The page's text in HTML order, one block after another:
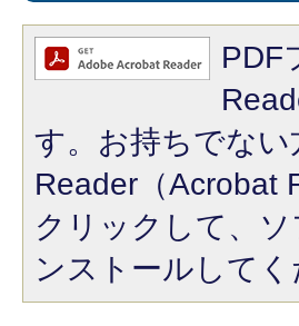
PDF
す。お持ちでな
Reader（Acrobat
クリックして、
ンストールしてく